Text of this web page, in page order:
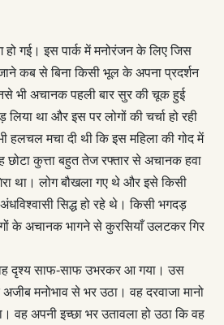
गई। इस पार्क में मनोरंजन के लिए जिस
कब से बिना किसी भूल के अपना प्रदर्शन
भी अचानक पहली बार सुर की चूक हुई
था और इस पर लोगों की चर्चा हो रही
हलचल मचा दी थी कि इस महिला की गोद में
छोटा कुत्ता बहुत तेज रफ्तार से अचानक हवा
था। लोग बौखला गए थे और इसे किसी
सिद्ध हो रहे थे। किसी भगदड़
के अचानक भागने से कुरसियाँ उलटकर गिर
दृश्य साफ-साफ उभरकर आ गया। उस
मनोभाव से भर उठा। वह दरवाजा मानो
वह अपनी इच्छा भर उतावला हो उठा कि वह